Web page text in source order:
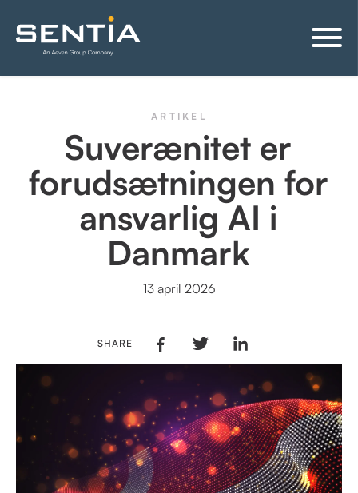
ARTIKEL
Suverænitet er
forudsætningen for
ansvarlig AI i
Danmark
13 april 2026
SHARE